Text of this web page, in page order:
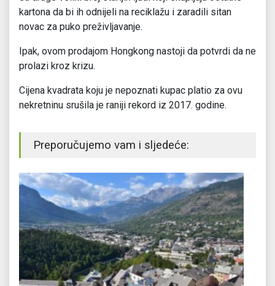
kartona da bi ih odnijeli na reciklažu i zaradili sitan
novac za puko preživljavanje.
Ipak, ovom prodajom Hongkong nastoji da potvrdi da ne
prolazi kroz krizu.
Cijena kvadrata koju je nepoznati kupac platio za ovu
nekretninu srušila je raniji rekord iz 2017. godine.
Preporučujemo vam i sljedeće: